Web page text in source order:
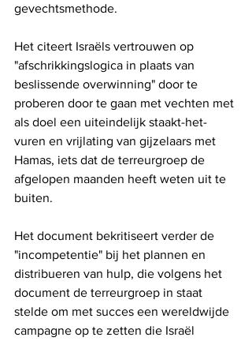
gevechtsmethode.
Het citeert Israëls vertrouwen op
"afschrikkingslogica in plaats van
beslissende overwinning" door te
proberen door te gaan met vechten met
als doel een uiteindelijk staakt-het-
vuren en vrijlating van gijzelaars met
Hamas, iets dat de terreurgroep de
afgelopen maanden heeft weten uit te
buiten.
Het document bekritiseert verder de
"incompetentie" bij het plannen en
distribueren van hulp, die volgens het
document de terreurgroep in staat
stelde om met succes een wereldwijde
campagne op te zetten die Israël